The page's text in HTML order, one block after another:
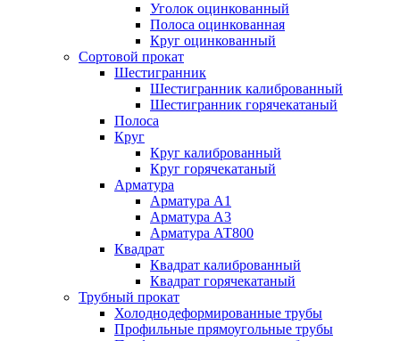
Уголок оцинкованный
Полоса оцинкованная
Круг оцинкованный
Сортовой прокат
Шестигранник
Шестигранник калиброванный
Шестигранник горячекатаный
Полоса
Круг
Круг калиброванный
Круг горячекатаный
Арматура
Арматура А1
Арматура А3
Арматура АТ800
Квадрат
Квадрат калиброванный
Квадрат горячекатаный
Трубный прокат
Холоднодеформированные трубы
Профильные прямоугольные трубы